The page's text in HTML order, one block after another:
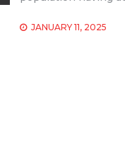
JANUARY 11, 2025